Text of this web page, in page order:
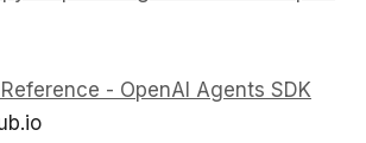
- OpenAI Agents SDK